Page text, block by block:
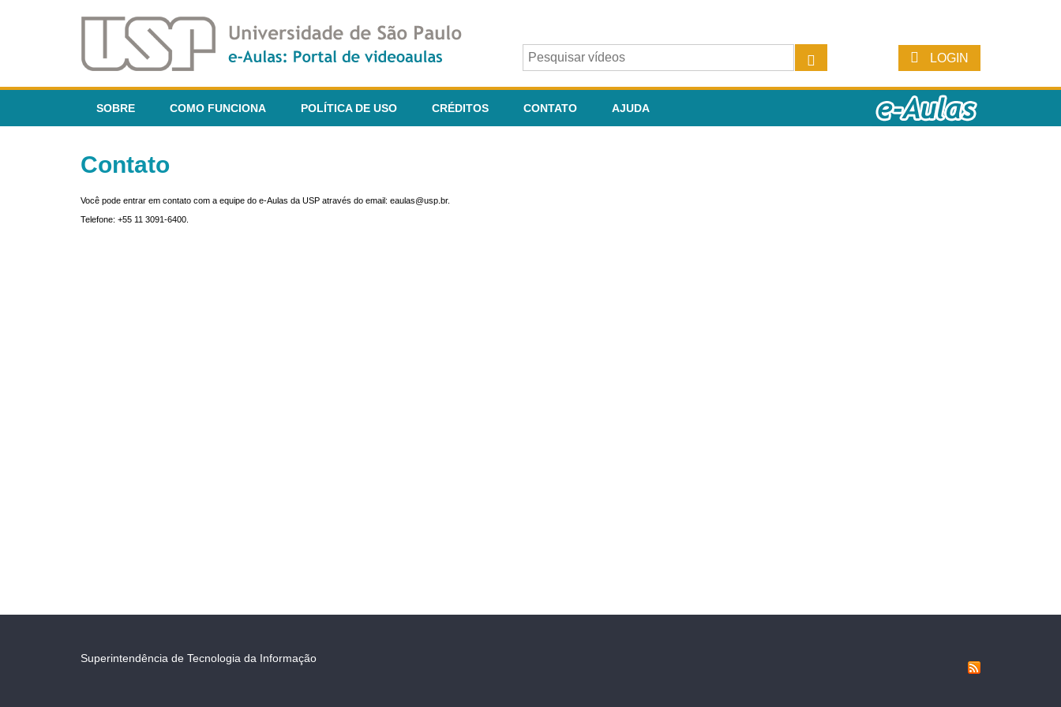
LOGIN
SOBRE COMO FUNCIONA POLÍTICA DE USO CRÉDITOS CONTATO AJUDA
Contato
Você pode entrar em contato com a equipe do e-Aulas da USP através do email: eaulas@usp.br.
Telefone: +55 11 3091-6400.
Superintendência de Tecnologia da Informação